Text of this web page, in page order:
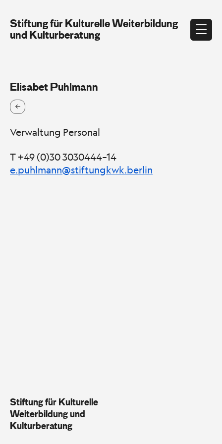
Stiftung für Kulturelle Weiterbildung
und Kulturberatung
Elisabet Puhlmann
Verwaltung Personal
T +49 (0)30 3030444–14
e.puhlmann@stiftungkwk.berlin
Stiftung für Kulturelle
Weiterbildung und
Kulturberatung